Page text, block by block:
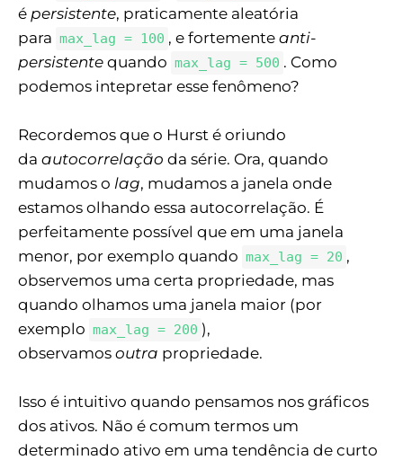
é persistente, praticamente aleatória
para max_lag = 100 , e fortemente anti-
persistente quando max_lag = 500 . Como
podemos intepretar esse fenômeno?
Recordemos que o Hurst é oriundo
da autocorrelação da série. Ora, quando
mudamos o lag, mudamos a janela onde
estamos olhando essa autocorrelação. É
perfeitamente possível que em uma janela
menor, por exemplo quando max_lag = 20 ,
observemos uma certa propriedade, mas
quando olhamos uma janela maior (por
exemplo max_lag = 200 ),
observamos outra propriedade.
Isso é intuitivo quando pensamos nos gráficos
dos ativos. Não é comum termos um
determinado ativo em uma tendência de curto